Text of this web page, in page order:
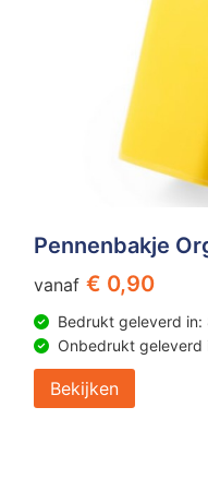
Pennenbakje
vanaf € 0,90
Bedrukt geleverd
Onbedrukt geleverd
Bekijken